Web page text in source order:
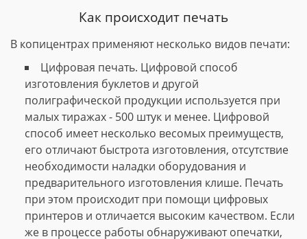
Как происходит печать
В копицентрах применяют несколько видов печати:
Цифровая печать. Цифровой способ
изготовления буклетов и другой
полиграфической продукции используется при
малых тиражах - 500 штук и менее. Цифровой
способ имеет несколько весомых преимуществ,
его отличают быстрота изготовления, отсутствие
необходимости наладки оборудования и
предварительного изготовления клише. Печать
при этом происходит при помощи цифровых
принтеров и отличается высоким качеством. Если
же в процессе работы обнаруживают опечатки,